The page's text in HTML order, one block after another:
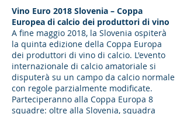
Vino Euro 2018 Slovenia – Coppa
Europea di calcio dei produttori di vino
A fine maggio 2018, la Slovenia ospiterà
la quinta edizione della Coppa Europa
dei produttori di vino di calcio. L'evento
internazionale di calcio amatoriale si
disputerà su un campo da calcio normale
con regole parzialmente modificate.
Parteciperanno alla Coppa Europa 8
squadre: oltre alla Slovenia, squadra